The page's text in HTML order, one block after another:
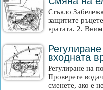
Стъкло
защитите
вратата. 2.
входната
Регулиране на
Проверете
сменете, ако е